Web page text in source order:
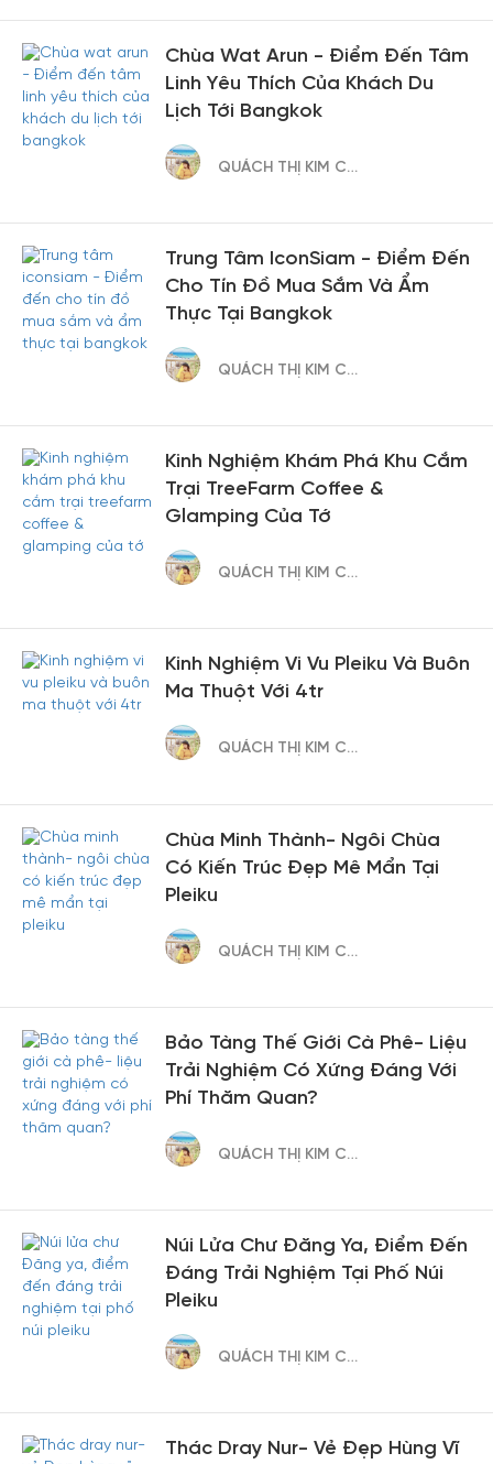
Chùa Wat Arun - Điểm Đến Tâm
Linh Yêu Thích Của Khách Du
Lịch Tới Bangkok
QUÁCH THỊ KIM CÚC
Trung Tâm IconSiam - Điểm Đến
Cho Tín Đồ Mua Sắm Và Ẩm
Thực Tại Bangkok
QUÁCH THỊ KIM CÚC
Kinh Nghiệm Khám Phá Khu Cắm
Trại TreeFarm Coffee &
Glamping Của Tớ
QUÁCH THỊ KIM CÚC
Kinh Nghiệm Vi Vu Pleiku Và Buôn
Ma Thuột Với 4tr
QUÁCH THỊ KIM CÚC
Chùa Minh Thành- Ngôi Chùa
Có Kiến Trúc Đẹp Mê Mẩn Tại
Pleiku
QUÁCH THỊ KIM CÚC
Bảo Tàng Thế Giới Cà Phê- Liệu
Trải Nghiệm Có Xứng Đáng Với
Phí Thăm Quan?
QUÁCH THỊ KIM CÚC
Núi Lửa Chư Đăng Ya, Điểm Đến
Đáng Trải Nghiệm Tại Phố Núi
Pleiku
QUÁCH THỊ KIM CÚC
Thác Dray Nur- Vẻ Đẹp Hùng Vĩ